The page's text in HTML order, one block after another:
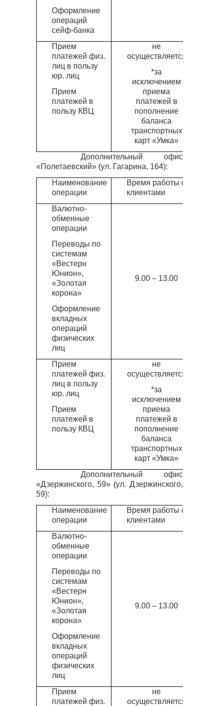
Оформление
операций
сейф-банка
Прием
платежей физ.
лиц в пользу
юр. лиц
Прием
платежей в
пользу КВЦ
не
осуществляется
*за
исключением
приема
платежей в
пополнение
баланса
транспортных
карт «Умка»
Дополнительный офис
«Полетаевский» (ул. Гагарина, 164):
Наименование
операции
Время работы с
клиентами
Валютно-
обменные
операции
Переводы по
системам
«Вестерн
Юнион»,
«Золотая
корона»
Оформление
вкладных
операций
физических
лиц
9.00 – 13.00
Прием
платежей физ.
лиц в пользу
юр. лиц
Прием
платежей в
пользу КВЦ
не
осуществляется
*за
исключением
приема
платежей в
пополнение
баланса
транспортных
карт «Умка»
Дополнительный офис
«Дзержинского, 59» (ул. Дзержинского,
59):
Наименование
операции
Время работы с
клиентами
Валютно-
обменные
операции
Переводы по
системам
«Вестерн
Юнион»,
«Золотая
корона»
Оформление
вкладных
операций
физических
лиц
9.00 – 13.00
Прием
платежей физ.
не
осуществляется